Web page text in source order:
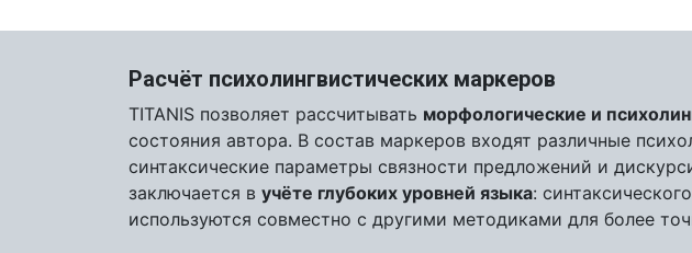
Расчёт психолингвистических маркеров
TITANIS позволяет рассчитывать морфологические и
состояния автора. В состав маркеров входят различные
синтаксические параметры связности предложений и
заключается в учёте глубоких уровней языка:
используются совместно с другими методиками для более